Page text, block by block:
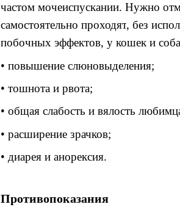
частом мочеиспускании. Нужно
самостоятельно проходят, без
побочных эффектов, у кошек и
• повышение слюновыделения;
• тошнота и рвота;
• общая слабость и вялость
• расширение зрачков;
• диарея и анорексия.
Противопоказания